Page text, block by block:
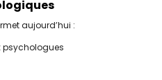
aujourd’hui :
psychologues